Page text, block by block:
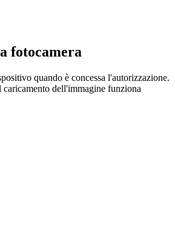
fotocamera
quando è concessa l'autorizzazione.
caricamento dell'immagine funziona